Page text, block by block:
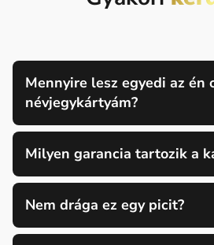
Mennyire lesz egyedi az én
névjegykártyám?
Milyen garancia tartozik a
Nem drága ez egy picit?